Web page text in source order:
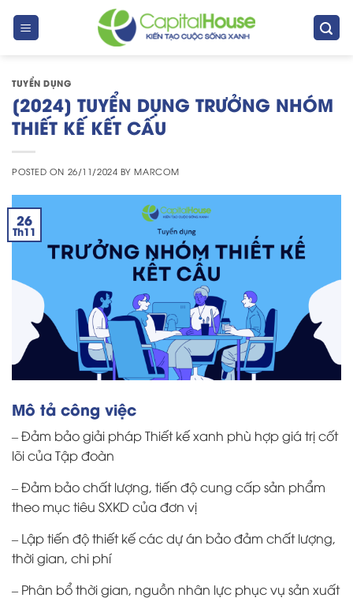
TUYỂN DỤNG
[2024] TUYỂN DỤNG TRƯỞNG NHÓM
THIẾT KẾ KẾT CẤU
POSTED ON 26/11/2024 BYMARCOM
26
Th11
Mô tả công việc
– Đảm bảo giải pháp Thiết kế xanh phù hợp giá trị cốt
lõi của Tập đoàn
– Đảm bảo chất lượng, tiến độ cung cấp sản phẩm
theo mục tiêu SXKD của đơn vị
– Lập tiến độ thiết kế các dự án bảo đảm chất lượng,
thời gian, chi phí
– Phân bổ thời gian, nguồn nhân lực phục vụ sản xuất